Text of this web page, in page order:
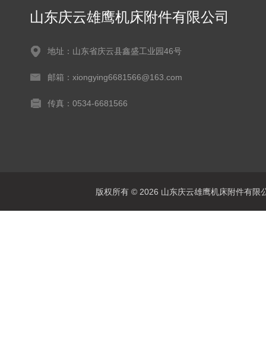
山东庆云雄鹰机床附件有限公司
地址：山东省庆云县鑫盛工业园46号
邮箱：xiongying6681566@163.com
传真：0534-6681566
版权所有 © 2026 山东庆云雄鹰机床附件有